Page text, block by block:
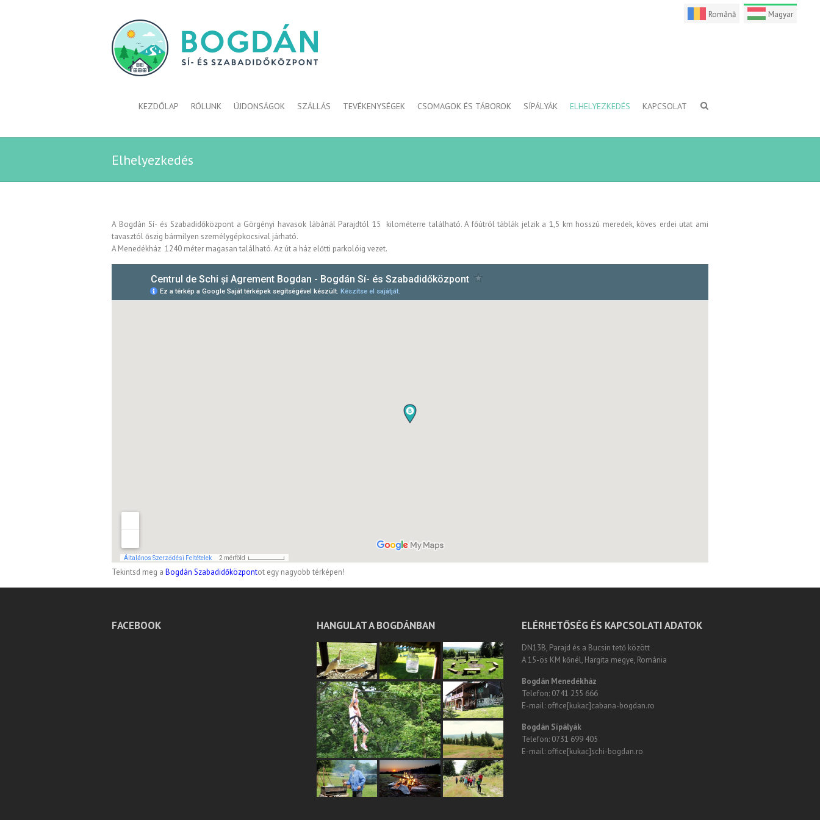
Română Magyar
KEZDŐLAP RÓLUNK ÚJDONSÁGOK SZÁLLÁS TEVÉKENYSÉGEK CSOMAGOK ÉS TÁBOROK SÍPÁLYÁK ELHELYEZKEDÉS KAPCSOLAT
Elhelyezkedés
A Bogdán Sí- és Szabadidőközpont a Görgényi havasok lábánál Parajdtól 15 kilométerre található. A főútról táblák jelzik a 1,5 km hosszú meredek, köves erdei utat ami
tavasztól őszig bármilyen személygépkocsival járható.
A Menedékház 1240 méter magasan található. Az út a ház előtti parkolóig vezet.
Tekintsd meg a Bogdán Szabadidőközpontot egy nagyobb térképen!
FACEBOOK HANGULAT A BOGDÁNBAN ELÉRHETŐSÉG ÉS KAPCSOLATI ADATOK
DN13B, Parajd és a Bucsin tető között
A 15-ös KM kőnél, Hargita megye, Románia
Bogdán Menedékház
Telefon: 0741 255 666
E-mail: office[kukac]cabana-bogdan.ro
Bogdán Sípályák
Telefon: 0731 699 405
E-mail: office[kukac]schi-bogdan.ro